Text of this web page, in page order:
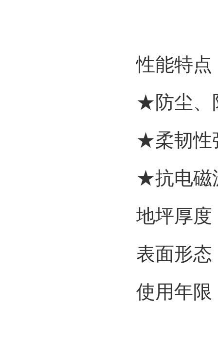
性能特点
★防尘、
★柔韧性
★抗电磁
地坪厚
表面形
使用年限